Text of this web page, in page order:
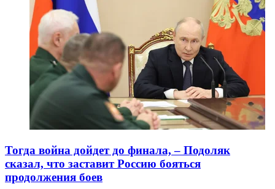
Тогда война дойдет до финала, – Подоляк
сказал, что заставит Россию бояться
продолжения боев